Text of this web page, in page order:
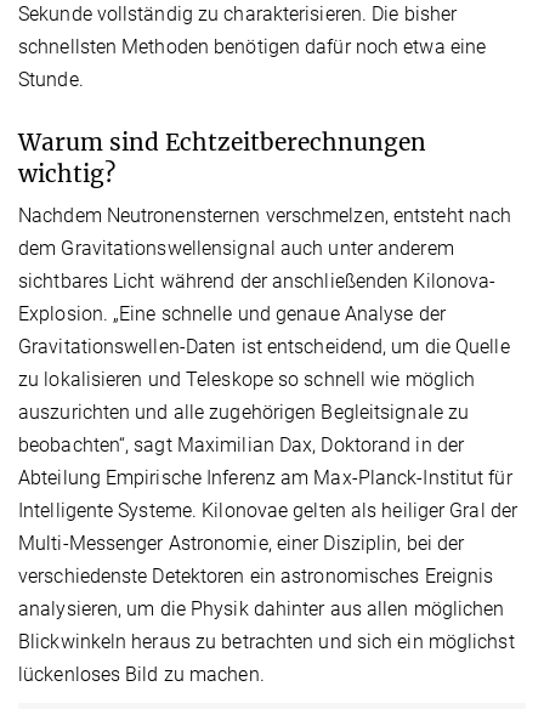
Sekunde vollständig zu charakterisieren. Die bisher
schnellsten Methoden benötigen dafür noch etwa eine
Stunde.
Warum sind Echtzeitberechnungen
wichtig?
Nachdem Neutronensternen verschmelzen, entsteht nach
dem Gravitationswellensignal auch unter anderem
sichtbares Licht während der anschließenden Kilonova-
Explosion. „Eine schnelle und genaue Analyse der
Gravitationswellen-Daten ist entscheidend, um die Quelle
zu lokalisieren und Teleskope so schnell wie möglich
auszurichten und alle zugehörigen Begleitsignale zu
beobachten“, sagt Maximilian Dax, Doktorand in der
Abteilung Empirische Inferenz am Max-Planck-Institut für
Intelligente Systeme. Kilonovae gelten als heiliger Gral der
Multi-Messenger Astronomie, einer Disziplin, bei der
verschiedenste Detektoren ein astronomisches Ereignis
analysieren, um die Physik dahinter aus allen möglichen
Blickwinkeln heraus zu betrachten und sich ein möglichst
lückenloses Bild zu machen.